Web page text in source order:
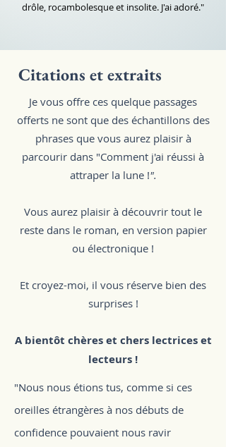
drôle, rocambolesque et insolite. J'ai adoré."
Citations et extraits
Je vous offre ces quelque passages
offerts ne sont que des échantillons des
phrases que vous aurez plaisir à
parcourir dans "Comment j'ai réussi à
attraper la lune!".
Vous aurez plaisir à découvrir tout le
reste dans le roman, en version papier
ou électronique !
Et croyez-moi, il vous réserve bien des
surprises !
A bientôt chères et chers lectrices et
lecteurs !
"Nous nous étions tus, comme si ces
oreilles étrangères à nos débuts de
confidence pouvaient nous ravir